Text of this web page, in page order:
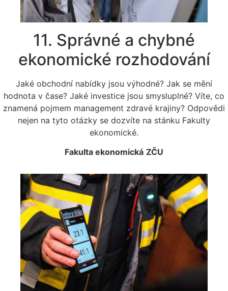
11. Správné a chybné
ekonomické rozhodování
Jaké obchodní nabídky jsou výhodné? Jak se mění
hodnota v čase? Jaké investice jsou smysluplné? Víte, co
znamená pojmem management zdravé krajiny? Odpovědi
nejen na tyto otázky se dozvíte na stánku Fakulty
ekonomické.
Fakulta ekonomická ZČU